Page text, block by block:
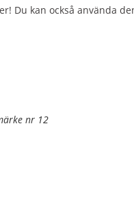
Du kan också använda
nr 12